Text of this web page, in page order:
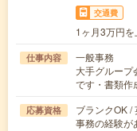
交通費
1ヶ月3万円
仕事内容
一般事務
大手グループ
です・書類
応募資格
ブランクOK /
事務の経験が